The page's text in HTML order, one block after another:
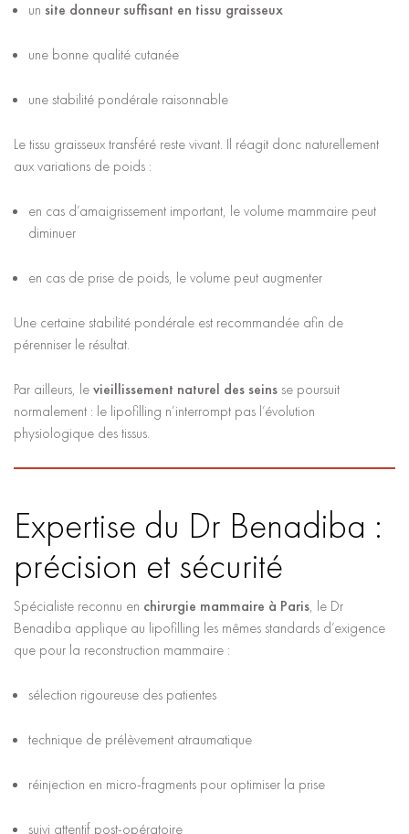
un site donneur suffisant en tissu graisseux
une bonne qualité cutanée
une stabilité pondérale raisonnable
Le tissu graisseux transféré reste vivant. Il réagit donc naturellement
aux variations de poids :
en cas d’amaigrissement important, le volume mammaire peut
diminuer
en cas de prise de poids, le volume peut augmenter
Une certaine stabilité pondérale est recommandée afin de
pérenniser le résultat.
Par ailleurs, levieillissement naturel des seinsse poursuit
normalement : le lipofilling n’interrompt pas l’évolution
physiologique des tissus.
Expertise du Dr Benadiba :
précision et sécurité
Spécialiste reconnu en chirurgie mammaire à Paris, le Dr
Benadiba applique au lipofilling les mêmes standards d’exigence
que pour la reconstruction mammaire :
sélection rigoureuse des patientes
technique de prélèvement atraumatique
réinjection en micro-fragments pour optimiser la prise
suivi attentif post-opératoire